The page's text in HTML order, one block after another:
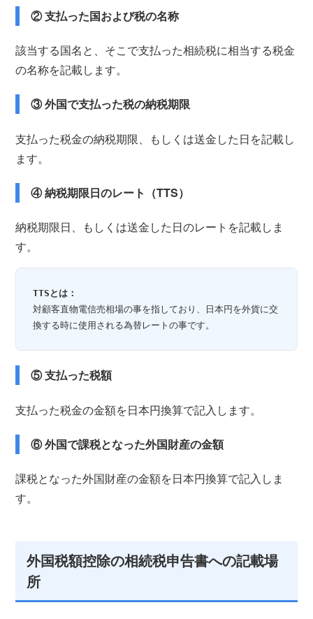
② 支払った国および税の名称
該当する国名と、そこで支払った相続税に相当する税金
の名称を記載します。
③ 外国で支払った税の納税期限
支払った税金の納税期限、もしくは送金した日を記載し
ます。
④ 納税期限日のレート（TTS）
納税期限日、もしくは送金した日のレートを記載しま
す。
TTSとは：
対顧客直物電信売相場の事を指しており、日本円を外貨に交
換する時に使用される為替レートの事です。
⑤ 支払った税額
支払った税金の金額を日本円換算で記入します。
⑥ 外国で課税となった外国財産の金額
課税となった外国財産の金額を日本円換算で記入しま
す。
外国税額控除の相続税申告書への記載場
所